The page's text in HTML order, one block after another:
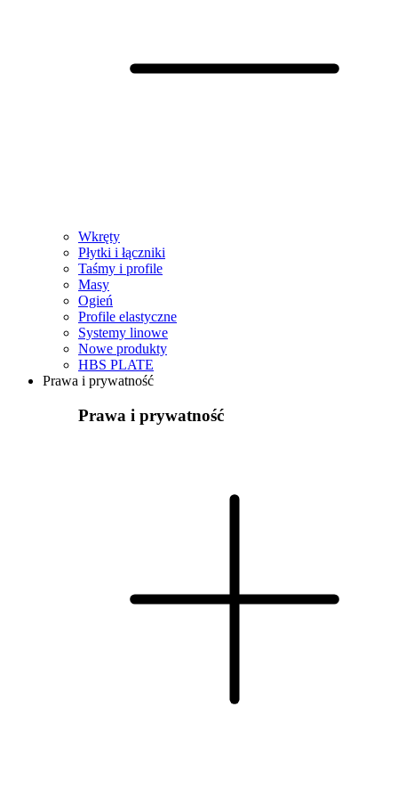
Wkręty
Płytki i łączniki
Taśmy i profile
Masy
Ogień
Profile elastyczne
Systemy linowe
Nowe produkty
HBS PLATE
Prawa i prywatność
Prawa i prywatność